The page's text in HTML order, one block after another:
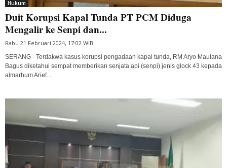
Hukum
Duit Korupsi Kapal Tunda PT PCM Diduga
Mengalir ke Senpi dan...
Rabu 21 Februari 2024, 17:02 WIB
SERANG - Terdakwa kasus korupsi pengadaan kapal tunda, RM Aryo Maulana
Bagus diketahui sempat memberikan senjata api (senpi) jenis glock 43 kepada
almarhum Arief...